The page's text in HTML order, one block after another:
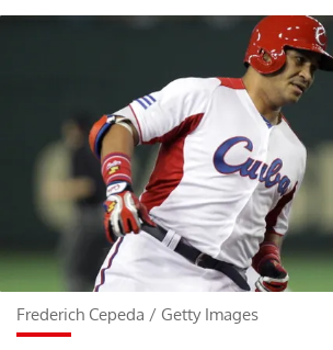
Frederich Cepeda / Getty Images